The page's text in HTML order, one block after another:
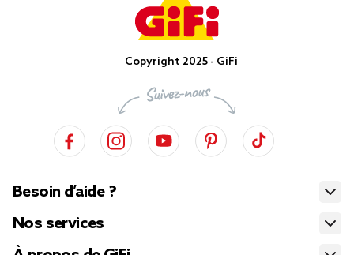
Copyright 2025 - GiFi
Besoin d’aide ?
Nos services